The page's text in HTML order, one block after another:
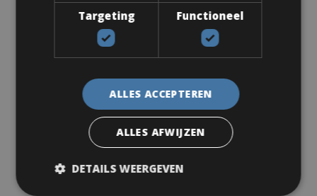
Maten: Verkrijgbaar in alle maten
Van € 120 voor 3 dagen
Targeting Functioneel
ALLES ACCEPTEREN
ALLES AFWIJZEN
DETAILS WEERGEVEN